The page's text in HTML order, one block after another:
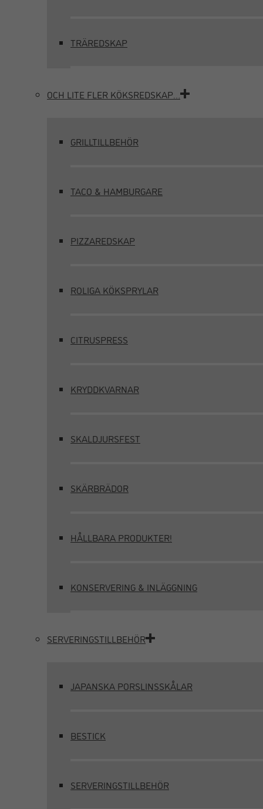
TRÄREDSKAP
OCH LITE FLER KÖKSREDSKAP…
GRILLTILLBEHÖR
TACO & HAMBURGARE
PIZZAREDSKAP
ROLIGA KÖKSPRYLAR
CITRUSPRESS
KRYDDKVARNAR
SKALDJURSFEST
SKÄRBRÄDOR
HÅLLBARA PRODUKTER!
KONSERVERING & INLÄGGNING
SERVERINGSTILLBEHÖR
JAPANSKA PORSLINSSKÅLAR
BESTICK
SERVERINGSTILLBEHÖR